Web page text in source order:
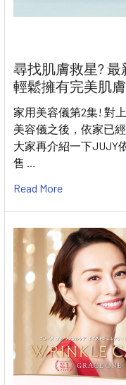
尋找肌膚救星?
輕鬆擁有完美肌膚
家用美容儀第2集! 對
美容儀之後，依家已
大家再介紹一下JUJY
售 …
Read More